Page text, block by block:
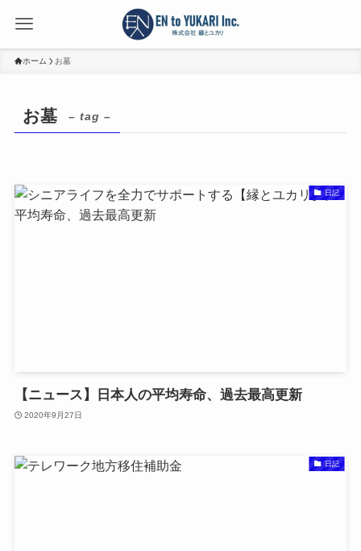
ホーム お墓
お墓 – tag –
日記
【ニュース】日本人の平均寿命、過去最高更新
2020年9月27日
日記